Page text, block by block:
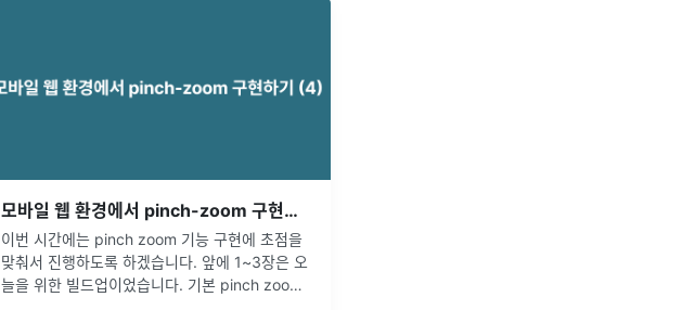
모바일 웹 환경에서 pinch-zoom 구현하기 (4) - 핀치 줌 기능 구현
이번 시간에는 pinch zoom 기능 구현에 초점을
맞춰서 진행하도록 하겠습니다. 앞에 1~3장은 오
늘을 위한 빌드업이었습니다. 기본 pinch zoom